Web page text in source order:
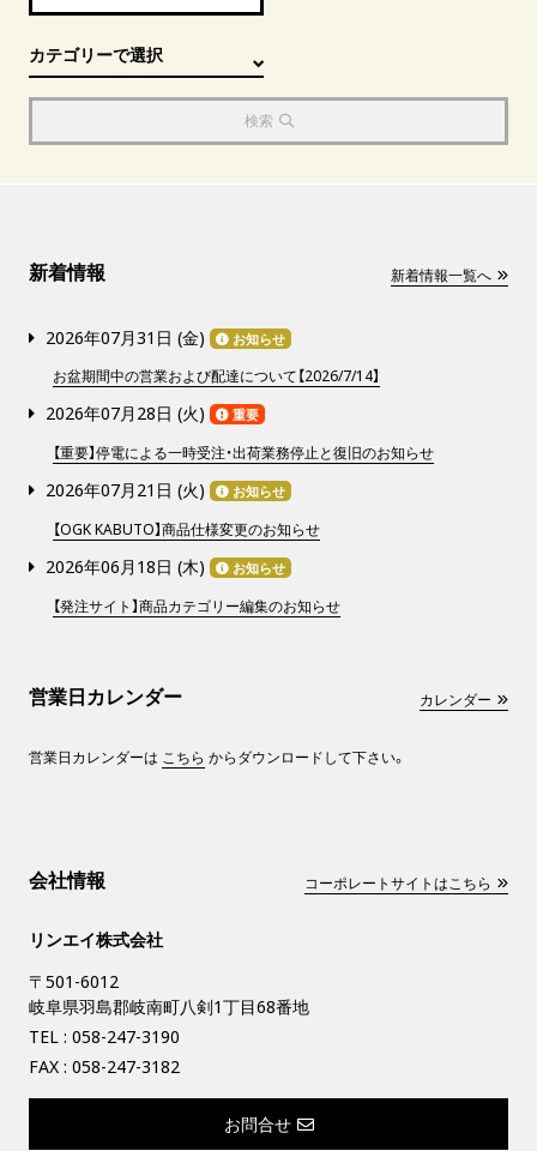
検索
新着情報 新着情報一覧へ
2026年07月31日 (金) お知らせ
お盆期間中の営業および配達について【2026/7/14】
2026年07月28日 (火) 重要
【重要】停電による一時受注・出荷業務停止と復旧のお知らせ
2026年07月21日 (火) お知らせ
【OGK KABUTO】商品仕様変更のお知らせ
2026年06月18日 (木) お知らせ
【発注サイト】商品カテゴリー編集のお知らせ
営業日カレンダー カレンダー
営業日カレンダーは こちら からダウンロードして下さい。
会社情報 コーポレートサイトはこちら
リンエイ株式会社
〒501-6012
岐阜県羽島郡岐南町八剣1丁目68番地
TEL : 058-247-3190
FAX : 058-247-3182
お問合せ